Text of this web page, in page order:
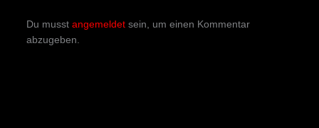
Du musst angemeldetsein, um einen Kommentar
abzugeben.